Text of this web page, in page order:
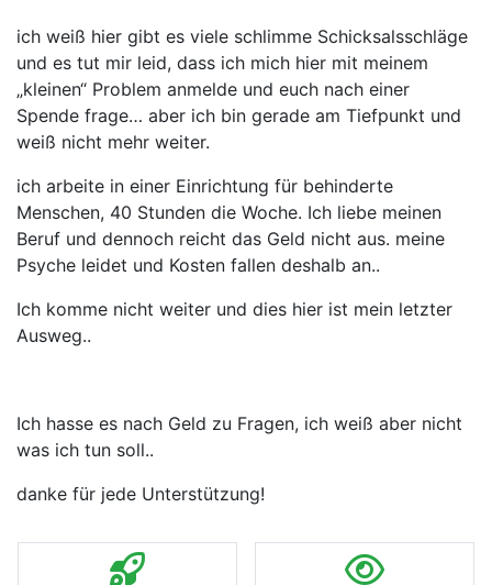
ich weiß hier gibt es viele schlimme Schicksalsschläge
und es tut mir leid, dass ich mich hier mit meinem
„kleinen“ Problem anmelde und euch nach einer
Spende frage… aber ich bin gerade am Tiefpunkt und
weiß nicht mehr weiter.
ich arbeite in einer Einrichtung für behinderte
Menschen, 40 Stunden die Woche. Ich liebe meinen
Beruf und dennoch reicht das Geld nicht aus. meine
Psyche leidet und Kosten fallen deshalb an..
Ich komme nicht weiter und dies hier ist mein letzter
Ausweg..
Ich hasse es nach Geld zu Fragen, ich weiß aber nicht
was ich tun soll..
danke für jede Unterstützung!